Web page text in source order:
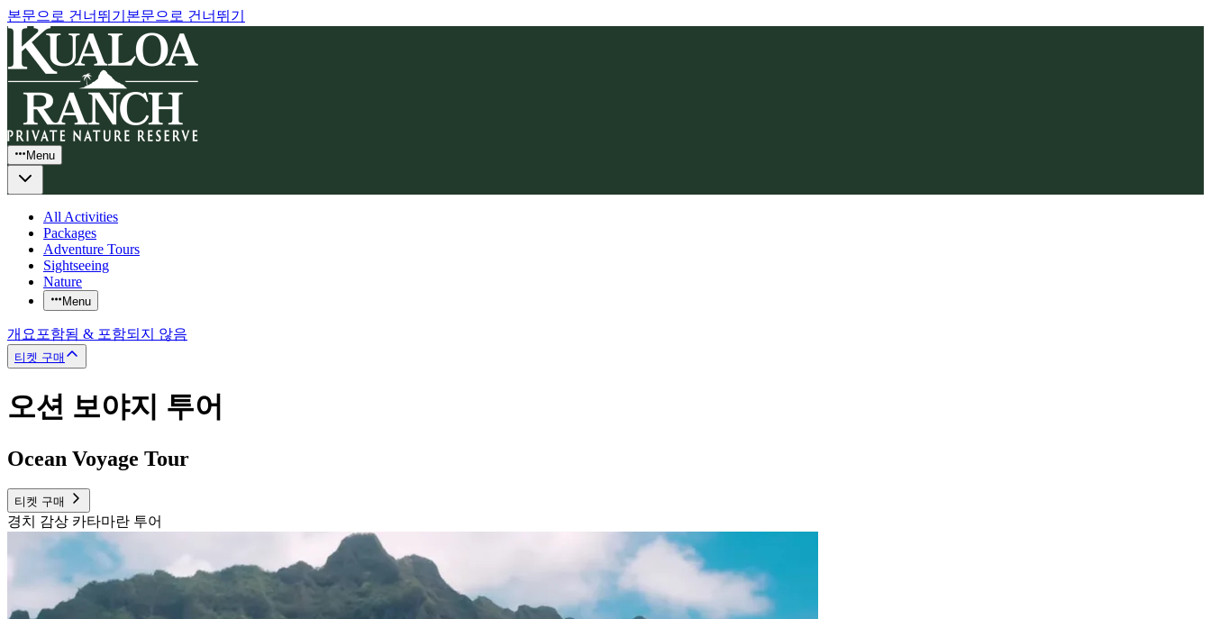
본문으로 건너뛰기 본문으로 건너뛰기
Menu
All Activities
Packages
Adventure Tours
Sightseeing
Nature
Menu
개요 포함됨 & 포함되지 않음
티켓 구매
오션 보야지 투어
Ocean Voyage Tour
티켓 구매
경치 감상 카타마란 투어